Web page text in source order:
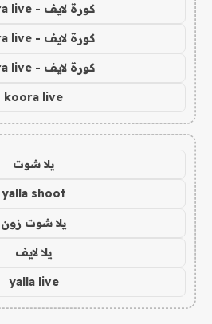
كورة لايف - koora live
كورة لايف - koora live
كورة لايف - koora live
koora live
يلا شوت
yalla shoot
يلا شوت زون
يلا لايف
yalla live